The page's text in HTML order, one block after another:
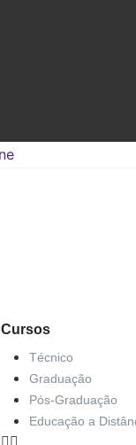
Cursos
Técnico
Graduação
Pós-Graduação
Educação a